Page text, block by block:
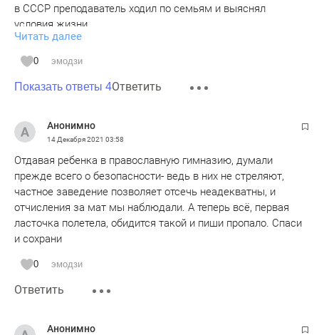
в СССР преподаватель ходил по семьям и выяснял
условия жизни.
Так было и у меня ко мне приходил Преподаватель и
смотрел есть ли у меня стол делать уроки ,
как кормят дома и какие родители.
А в этой особенной ГИМНАЗИИ видимо не принято
РПЦ должна проверить и сделать соответствующие
выводы.
ПРАВОСЛАВНОЙ ШКОЛЫ а примеров кроме как в
ИНТЕРНЕТЕ глупостей , видимо нет.
Очень жаль и парня который сломал себе жизнь и
пострадавших.
Примите мои соболезнования.
с уважением
Простой человек
Читать далее
0 эмодзи
Показать ответы 4Ответить
Анонимно
14 Декабря 2021 03:58
Отдавая ребенка в православную гимназию, думали
прежде всего о безопасности- ведь в них не стреляют,
частное заведение позволяет отсечь неадекватны, и
отчисления за мат мы наблюдали. А теперь всё, первая
ласточка полетела, обидится такой и пиши пропало. Спаси
и сохрани
0 эмодзи
Ответить
Анонимно